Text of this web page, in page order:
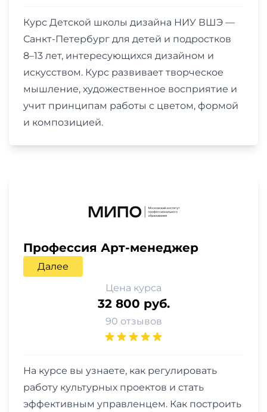
Курс Детской школы дизайна НИУ ВШЭ —
Санкт-Петербург для детей и подростков
8–13 лет, интересующихся дизайном и
искусством. Курс развивает творческое
мышление, художественное восприятие и
учит принципам работы с цветом, формой
и композицией.
Профессия Арт-менеджер
Далее
Цена курса
32 800 руб.
90 отзывов
На курсе вы узнаете, как регулировать
работу культурных проектов и стать
эффективным управленцем. Как построить